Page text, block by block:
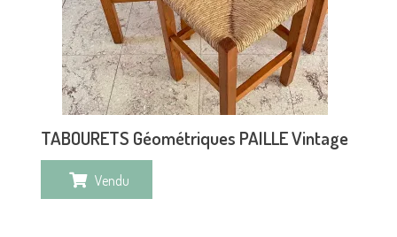
TABOURETS Géométriques PAILLE Vintage
Vendu